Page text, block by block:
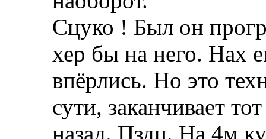
Сцуко ! Был он
хер бы на него. Нах
впёрлись. Но это
сути, заканчивает
назад. Пздц. На 4м